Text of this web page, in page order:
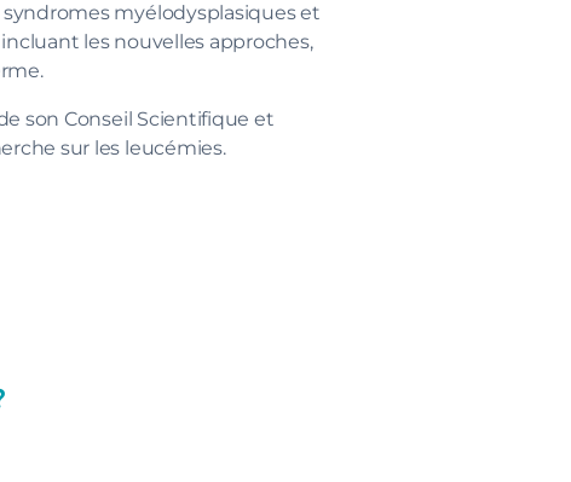
myélodysplasiques et
les nouvelles approches,
son Conseil Scientifique et
sur les leucémies.